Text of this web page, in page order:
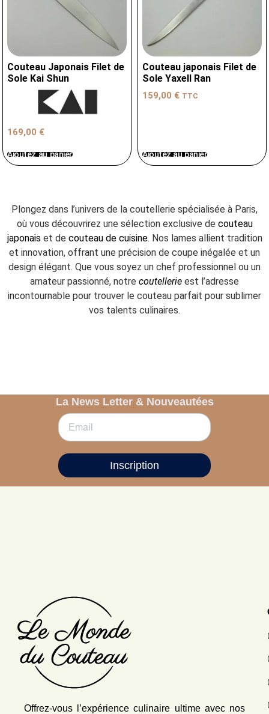
Couteau Japonais Filet de
Sole Kai Shun
169,00 €
Ajoutez au panier
Couteau japonais Filet de
Sole Yaxell Ran
159,00 € TTC
Ajoutez au panier
Plongez dans l’univers de la coutellerie spécialisée à Paris,
où vous découvrirez une sélection exclusive de couteau
japonais et de couteau de cuisine. Nos lames allient tradition
et innovation, offrant une précision de coupe inégalée et un
design élégant. Que vous soyez un chef professionnel ou un
amateur passionné, notre coutellerie est l’adresse
incontournable pour trouver le couteau parfait pour sublimer
vos talents culinaires.
La News Letter & Nouveautées
Inscription
Offrez-vous l’expérience culinaire ultime avec nos